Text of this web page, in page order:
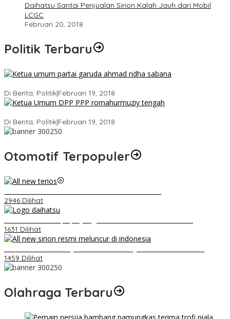
Daihatsu Santai Penjualan Sirion Kalah Jauh dari Mobil
LCGC
Februari 20, 2018
Politik Terbaru
Di Berita, Politik|Februari 19, 2018
Di Berita, Politik|Februari 19, 2018
Otomotif Terpopuler
2946 Dilihat
1631 Dilihat
1459 Dilihat
Olahraga Terbaru